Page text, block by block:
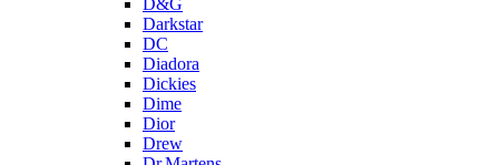
D&G
Darkstar
DC
Diadora
Dickies
Dime
Dior
Drew